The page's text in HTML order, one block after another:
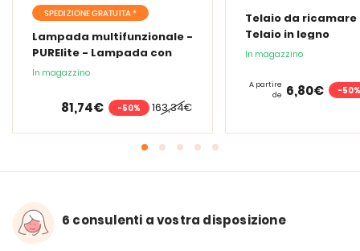
SPEDIZIONE GRATUITA *
Lampada multifunzionale -
PURElite - Lampada con
lente d'ingrandimento
In magazzino
163,34€
81,74€ -50%
Telaio da ricamare
Telaio in legno
In magazzino
A partire
de 6,80€ -50%
6 consulenti a vostra disposizione